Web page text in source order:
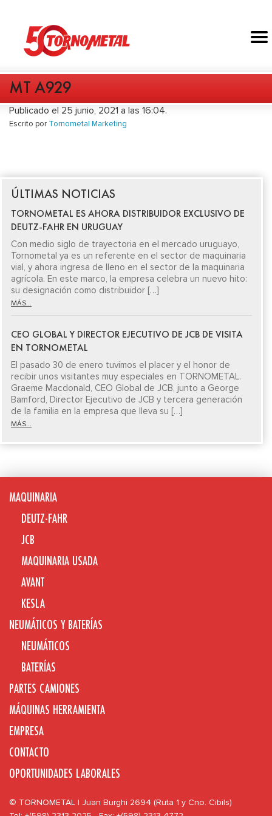
MT A929
Publicado el 25 junio, 2021 a las 16:04.
Escrito por Tornometal Marketing
ÚLTIMAS NOTICIAS
TORNOMETAL ES AHORA DISTRIBUIDOR EXCLUSIVO DE
DEUTZ-FAHR EN URUGUAY
Con medio siglo de trayectoria en el mercado uruguayo,
Tornometal ya es un referente en el sector de maquinaria
vial, y ahora ingresa de lleno en el sector de la maquinaria
agrícola. En este marco, la empresa celebra un nuevo hito:
su designación como distribuidor […]
MÁS...
CEO GLOBAL Y DIRECTOR EJECUTIVO DE JCB DE VISITA
EN TORNOMETAL
El pasado 30 de enero tuvimos el placer y el honor de
recibir unos visitantes muy especiales en TORNOMETAL.
Graeme Macdonald, CEO Global de JCB, junto a George
Bamford, Director Ejecutivo de JCB y tercera generación
de la familia en la empresa que lleva su […]
MÁS...
MAQUINARIA
DEUTZ-FAHR
JCB
MAQUINARIA USADA
AVANT
KESLA
NEUMÁTICOS Y BATERÍAS
NEUMÁTICOS
BATERÍAS
PARTES CAMIONES
MÁQUINAS HERRAMIENTA
EMPRESA
CONTACTO
OPORTUNIDADES LABORALES
© TORNOMETAL | Juan Burghi 2694 (Ruta 1 y Cno. Cibils)